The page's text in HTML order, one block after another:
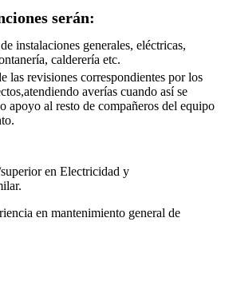
serán:
instalaciones generales, eléctricas,
calderería etc.
las revisiones correspondientes por los
averías cuando así se
apoyo al resto de compañeros del equipo
en Electricidad y
en mantenimiento general de